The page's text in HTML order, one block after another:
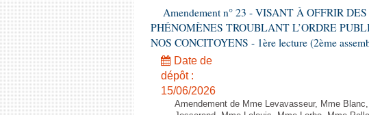
Amendement n° 23 - VISANT À OFFRIR
PHÉNOMÈNES TROUBLANT L’ORDRE
NOS CONCITOYENS - 1ère lecture (2ème
Date de
dépôt :
15/06/2026
Amendement de Mme Levavasseur, Mme